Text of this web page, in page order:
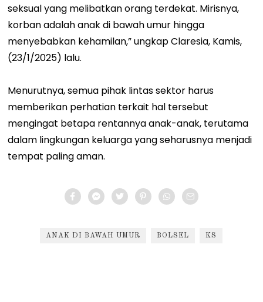
seksual yang melibatkan orang terdekat. Mirisnya,
korban adalah anak di bawah umur hingga
menyebabkan kehamilan,” ungkap Claresia, Kamis,
(23/1/2025) lalu.
Menurutnya, semua pihak lintas sektor harus
memberikan perhatian terkait hal tersebut
mengingat betapa rentannya anak-anak, terutama
dalam lingkungan keluarga yang seharusnya menjadi
tempat paling aman.
ANAK DI BAWAH UMUR BOLSEL KS